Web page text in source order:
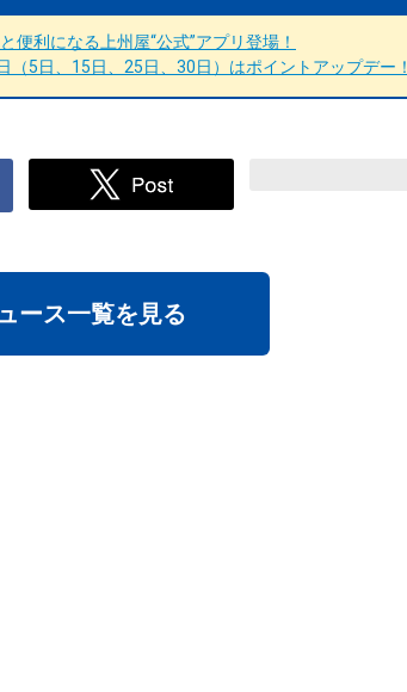
便利になる上州屋“公式”アプリ登場！
（5日、15日、25日、30日）はポイントアップデー！
ース一覧を見る